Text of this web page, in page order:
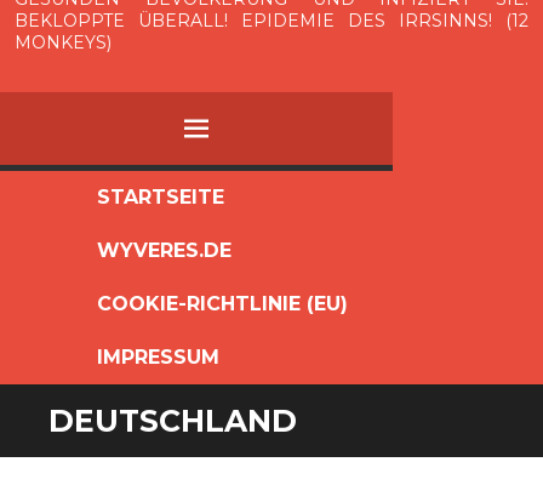
BEKLOPPTE ÜBERALL! EPIDEMIE DES IRRSINNS! (12
MONKEYS)
MENÜ
SPRINGEN
STARTSEITE
WYVERES.DE
COOKIE-RICHTLINIE (EU)
IMPRESSUM
DEUTSCHLAND